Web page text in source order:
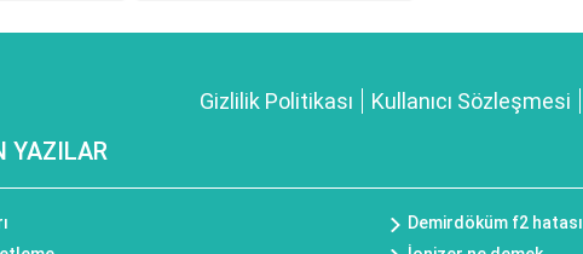
Gizlilik Politikası Kullanıcı Sözleşmesi
YAZILAR
Demirdöküm f2 hatası